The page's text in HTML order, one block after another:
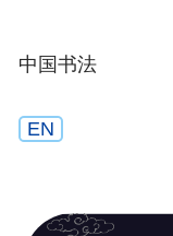
中国书法
EN